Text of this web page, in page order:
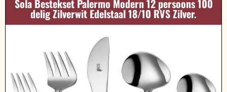
Sola Bestekset Palermo Modern 12 persoons 100
delig Zilverwit Edelstaal 18/10 RVS Zilver.